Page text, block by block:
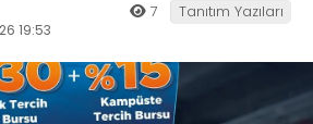
19:53
7 Tanıtım Yazıları